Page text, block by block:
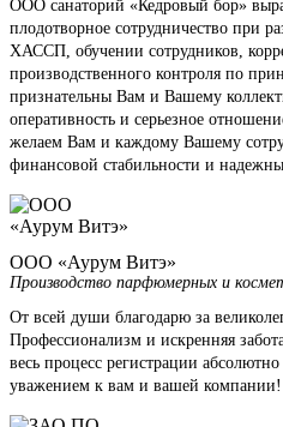
ООО санаторий «Кедровый бор»
плодотворное сотрудничество при
ХАССП, обучении сотрудников,
производственного контроля по
признательны Вам и Вашему
оперативность и серьезное
желаем Вам и каждому Вашему
финансовой стабильности и
ООО «Аурум Витэ»
Производство парфюмерных и
От всей души благодарю за
Профессионализм и искренняя
весь процесс регистрации
уважением к вам и вашей компании!